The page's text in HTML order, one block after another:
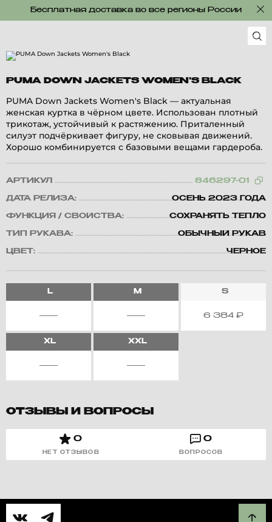
Бесплатная доставка во все регионы России
PUMA DOWN JACKETS WOMEN'S BLACK
PUMA Down Jackets Women's Black — актуальная
женская куртка в чёрном цвете. Использован плотный
трикотаж, устойчивый к растяжению. Приталенный
силуэт подчёркивает фигуру, не сковывая движений.
Хорошо комбинируется с базовыми вещами гардероба.
АРТИКУЛ 846297-01
ДАТА РЕЛИЗА: ОСЕНЬ 2023 ГОДА
ФУНКЦИЯ / СВОЙСТВА: СОХРАНЯТЬ ТЕПЛО
ТИП РУКАВА: ОБЫЧНЫЙ РУКАВ
ЦВЕТ: ЧЕРНОЕ
L M S
6 384 ₽
XL XXL
ОТЗЫВЫ И ВОПРОСЫ
0
НЕТ ОТЗЫВОВ
0
ВОПРОСОВ